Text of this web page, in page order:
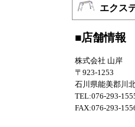
エクス
■店舗情報
株式会社 山岸
〒923-1253
石川県能美郡川
TEL:076-293-
FAX:076-293-